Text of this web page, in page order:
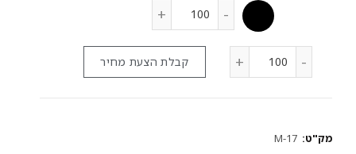
קבלת הצעת מחיר
מק"ט: M-17